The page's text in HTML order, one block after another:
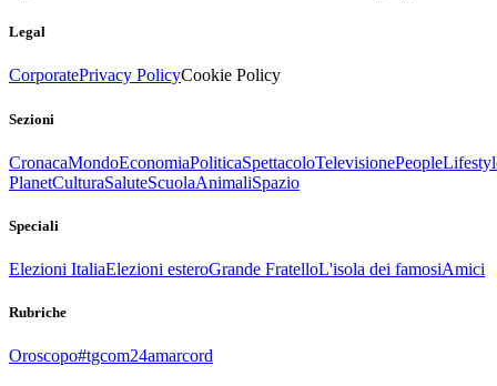
Legal
CorporatePrivacy PolicyCookie Policy
Sezioni
CronacaMondoEconomiaPoliticaSpettacoloTelevisionePeople
PlanetCulturaSaluteScuolaAnimaliSpazio
Speciali
Elezioni ItaliaElezioni esteroGrande FratelloL'isola dei famosiAmici
Rubriche
Oroscopo#tgcom24amarcord